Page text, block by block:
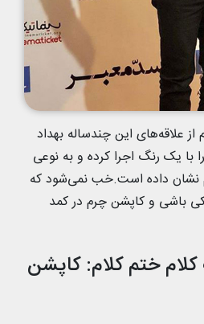
علاقه‌های این چندساله بهداد
با یک رنگ اجرا کرده و به نوعی
نشان داده است.خب نمی‌شود که
باشی و کاپشن چرم در کمد
ختم کلام: کاپشن